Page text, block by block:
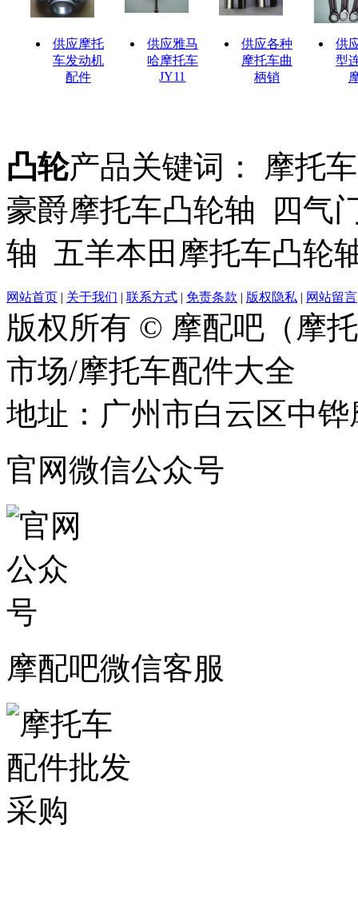
供应摩托
车发动机
配件
供应雅马
哈摩托车
JY11
供应各种
摩托车曲
柄销
供
型
凸轮产品关键词： 摩托
豪爵摩托车凸轮轴 四气
轴 五羊本田摩托车凸轮
网站首页 | 关于我们 | 联系方式 | 免责条款 | 版权隐私 | 网站留言
版权所有 © 摩配吧（摩
市场/摩托车配件大全
地址：广州市白云区中
官网微信公众号
摩配吧微信客服